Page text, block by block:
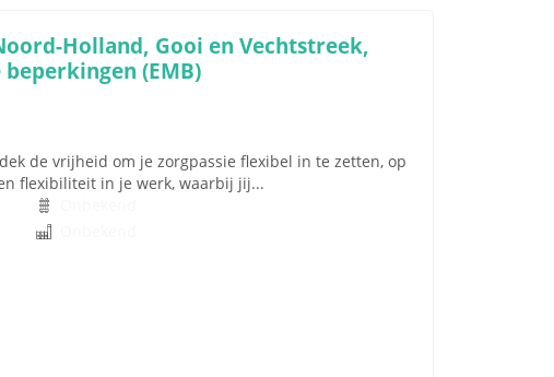
Holland, Gooi en Vechtstreek,
(EMB)
de vrijheid om je zorgpassie flexibel in te zetten, op
flexibiliteit in je werk, waarbij jij...